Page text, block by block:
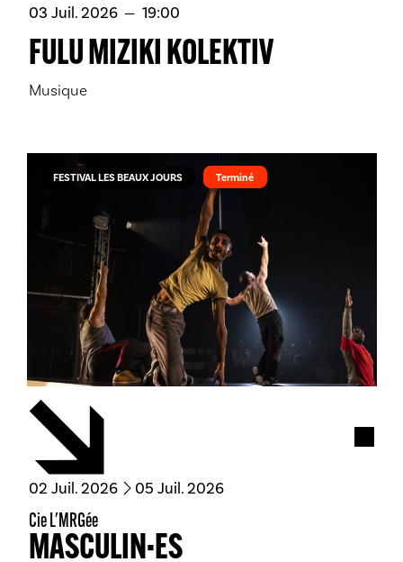
FULU MIZIKI KOLEKTIV
Musique
03 juillet
Juil. 2026 19:00
Cie L'MRGée
MASCULIN·ES
du
02 juillet
Juil. 2026 au
05 juillet
Juil. 2026
FESTIVAL LES BEAUX JOURS Terminé